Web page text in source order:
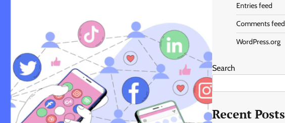
Entries feed
Comments feed
WordPress.org
Search
Recent Posts